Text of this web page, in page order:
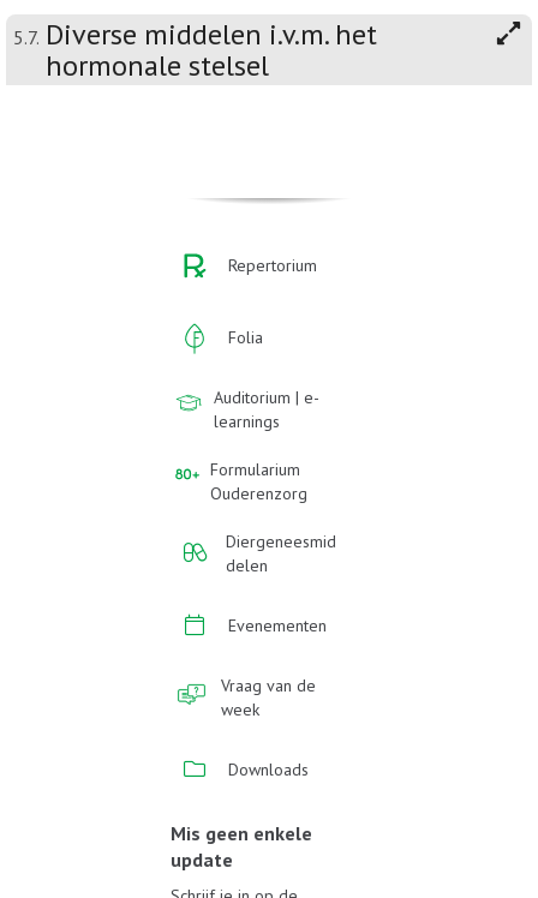
5.7. Diverse middelen i.v.m. het
hormonale stelsel
Repertorium
Folia
Auditorium | e-
learnings
Formularium
Ouderenzorg
Diergeneesmid
delen
Evenementen
Vraag van de
week
Downloads
Mis geen enkele
update